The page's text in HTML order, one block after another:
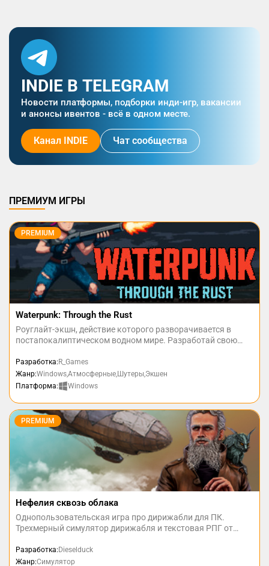
INDIE В TELEGRAM
Новости платформы, подборки инди-игр, вакансии
и анонсы ивентов - всё в одном месте.
Канал INDIE Чат сообщества
ПРЕМИУМ ИГРЫ
PREMIUM
Waterpunk: Through the Rust
Роуглайт-экшн, действие которого разворачивается в
постапокалиптическом водном мире. Разработай свою
а какие - ночью!
Разработка: R_Games
Жанр:Windows,Атмосферные,Шутеры,Экшен
Платформа:
Windows
PREMIUM
Нефелия сквозь облака
Однопользовательская игра про дирижабли для ПК.
Трехмерный симулятор дирижабля и текстовая РПГ от
и дизельпанк в мире фантастического будущего.
Разработка: Dieselduck
Жанр:Симулятор